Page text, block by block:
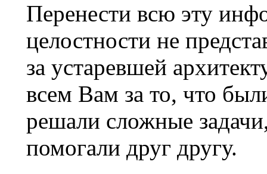
Перенести всю эту
целостности не
за устаревшей
всем Вам за то, что
решали сложные
помогали друг другу.